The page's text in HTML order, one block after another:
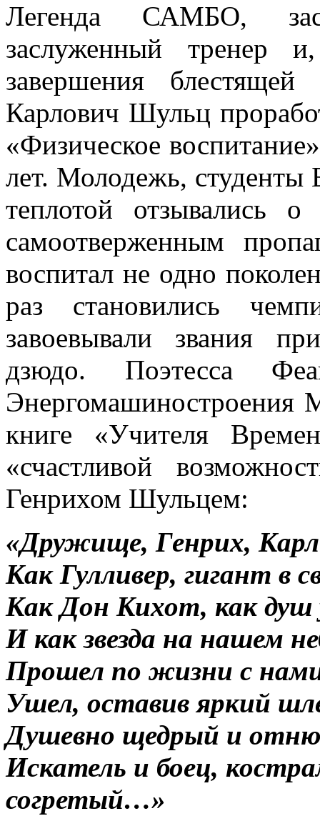
Легенда САМБО,
заслуженный тренер
завершения
Карлович Шульц
«Физическое
лет. Молодежь, студенты
теплотой отзывались
самоотверженным
воспитал не одно
раз становились
завоевывали звания
дзюдо. Поэтесса
книге «Учителя
«счастливой
Генрихом Шульцем:
«Дружище, Генрих,
Как Гулливер, гигант в
Как Дон Кихот, как душ
И как звезда на нашем
Прошел по жизни с
Ушел, оставив яркий
Душевно щедрый и
Искатель и боец,
согретый…»